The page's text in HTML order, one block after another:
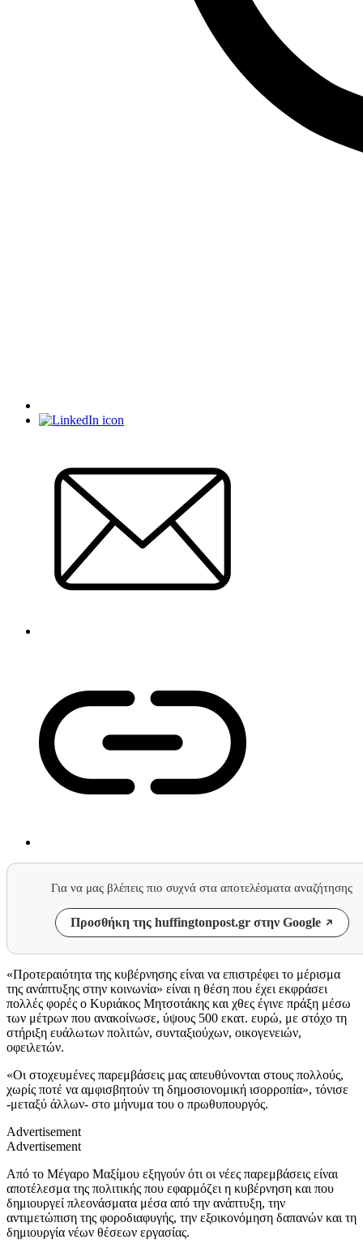
Για να μας βλέπεις πιο συχνά στα αποτελέσματα αναζήτησης
Προσθήκη της huffingtonpost.gr στην Google
«Προτεραιότητα της κυβέρνησης είναι να επιστρέφει το μέρισμα
της ανάπτυξης στην κοινωνία» είναι η θέση που έχει εκφράσει
πολλές φορές ο Κυριάκος Μητσοτάκης και χθες έγινε πράξη μέσω
των μέτρων που ανακοίνωσε, ύψους 500 εκατ. ευρώ, με στόχο τη
στήριξη ευάλωτων πολιτών, συνταξιούχων, οικογενειών,
οφειλετών.
«Οι στοχευμένες παρεμβάσεις μας απευθύνονται στους πολλούς,
χωρίς ποτέ να αμφισβητούν τη δημοσιονομική ισορροπία», τόνισε
-μεταξύ άλλων- στο μήνυμα του ο πρωθυπουργός.
Advertisement
Advertisement
Από το Μέγαρο Μαξίμου εξηγούν ότι οι νέες παρεμβάσεις είναι
αποτέλεσμα της πολιτικής που εφαρμόζει η κυβέρνηση και που
δημιουργεί πλεονάσματα μέσα από την ανάπτυξη, την
αντιμετώπιση της φοροδιαφυγής, την εξοικονόμηση δαπανών και τη
δημιουργία νέων θέσεων εργασίας.